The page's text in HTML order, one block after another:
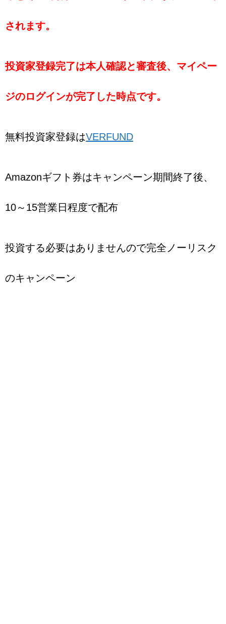
されます。
投資家登録完了は本人確認と審査後、マイペー
ジのログインが完了した時点です。
無料投資家登録はVERFUND
Amazonギフト券はキャンペーン期間終了後、
10～15営業日程度で配布
投資する必要はありませんので完全ノーリスク
のキャンペーン